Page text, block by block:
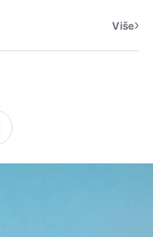
Više›